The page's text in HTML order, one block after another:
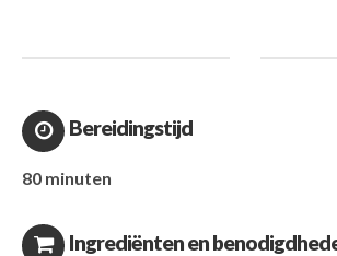
Bereidingstijd
80 minuten
Ingrediënten en